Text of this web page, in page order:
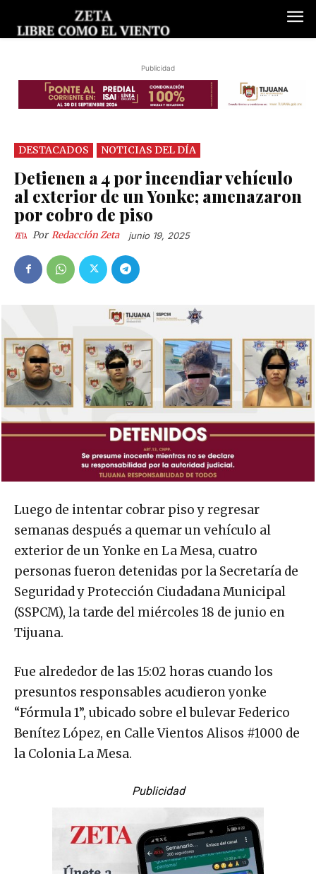
Publicidad
DESTACADOS NOTICIAS DEL DÍA
Detienen a 4 por incendiar vehículo
al exterior de un Yonke; amenazaron
por cobro de piso
Por Redacción Zeta junio 19, 2025
Luego de intentar cobrar piso y regresar
semanas después a quemar un vehículo al
exterior de un Yonke en La Mesa, cuatro
personas fueron detenidas por la Secretaría de
Seguridad y Protección Ciudadana Municipal
(SSPCM), la tarde del miércoles 18 de junio en
Tijuana.
Fue alrededor de las 15:02 horas cuando los
presuntos responsables acudieron yonke
“Fórmula 1”, ubicado sobre el bulevar Federico
Benítez López, en Calle Vientos Alisos #1000 de
la Colonia La Mesa.
Publicidad